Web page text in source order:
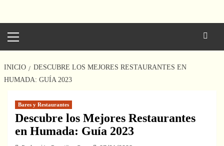
principal
INICIO
DESCUBRE LOS MEJORES RESTAURANTES EN
HUMADA: GUÍA 2023
Bares y Restaurantes
Descubre los Mejores Restaurantes
en Humada: Guía 2023